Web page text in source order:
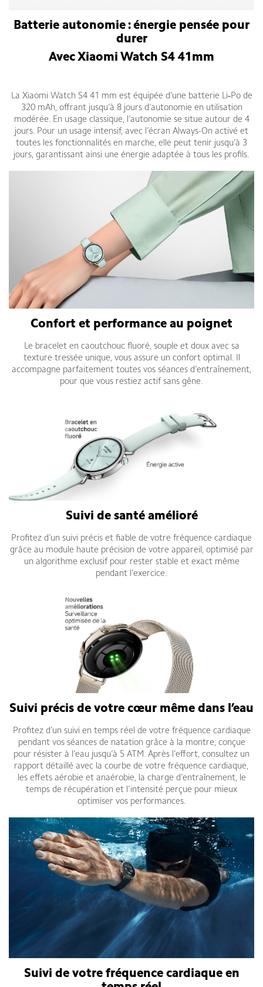
Batterie autonomie : énergie pensée pour
durer
Avec Xiaomi Watch S4 41mm
La Xiaomi Watch S4 41 mm est équipée d’une batterie Li‑Po de
320 mAh, offrant jusqu’à 8 jours d’autonomie en utilisation
modérée. En usage classique, l’autonomie se situe autour de 4
jours. Pour un usage intensif, avec l’écran Always-On activé et
toutes les fonctionnalités en marche, elle peut tenir jusqu’à 3
jours, garantissant ainsi une énergie adaptée à tous les profils.
Confort et performance au poignet
Le bracelet en caoutchouc fluoré, souple et doux avec sa
texture tressée unique, vous assure un confort optimal. Il
accompagne parfaitement toutes vos séances d’entraînement,
pour que vous restiez actif sans gêne.
Suivi de santé amélioré
Profitez d’un suivi précis et fiable de votre fréquence cardiaque
grâce au module haute précision de votre appareil, optimisé par
un algorithme exclusif pour rester stable et exact même
pendant l’exercice.
Suivi précis de votre cœur même dans l’eau
Profitez d’un suivi en temps réel de votre fréquence cardiaque
pendant vos séances de natation grâce à la montre, conçue
pour résister à l’eau jusqu’à 5 ATM. Après l’effort, consultez un
rapport détaillé avec la courbe de votre fréquence cardiaque,
les effets aérobie et anaérobie, la charge d’entraînement, le
temps de récupération et l’intensité perçue pour mieux
optimiser vos performances.
Suivi de votre fréquence cardiaque en